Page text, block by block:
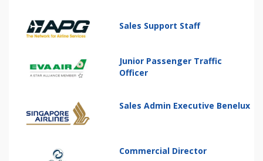
Sales Support Staff
Junior Passenger Traffic
Officer
Sales Admin Executive Benelux
Commercial Director